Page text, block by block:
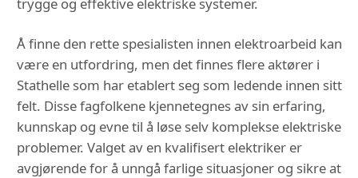
Å finne den rette spesialisten innen elektroarbeid kan
være en utfordring, men det finnes flere aktører i
Stathelle som har etablert seg som ledende innen sitt
felt. Disse fagfolkene kjennetegnes av sin erfaring,
kunnskap og evne til å løse selv komplekse elektriske
problemer. Valget av en kvalifisert elektriker er
avgjørende for å unngå farlige situasjoner og sikre at